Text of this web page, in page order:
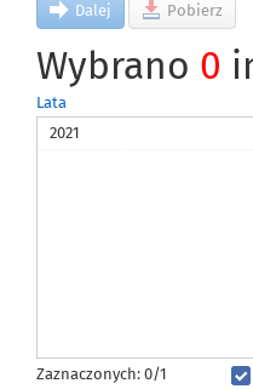
Dalej Pobierz
Wybrano 0
Lata
2021
Zaznaczonych: 0/1